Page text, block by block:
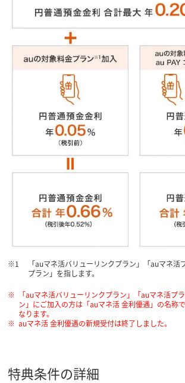
「auマネ活バリューリンクプラン」「auマネ活
プラン」を指します。
「auマネ活バリューリンクプラン」「auマネ活プ
ン」にご加入の方は「auマネ活 金利優遇」の名称
なります。
auマネ活 金利優遇の新規受付は終了しました。
特典条件の詳細